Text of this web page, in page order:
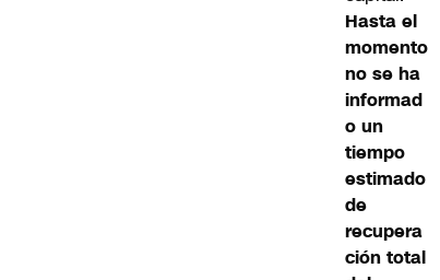
Hasta el
momento
no se ha
informad
o un
tiempo
estimado
de
recupera
ción total